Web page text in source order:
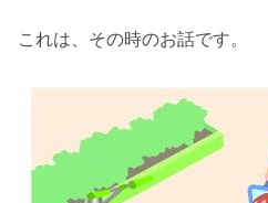
これは、その時のお話です。